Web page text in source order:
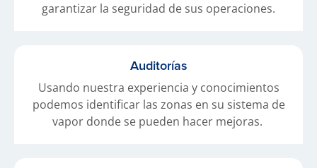
garantizar la seguridad de sus operaciones.
Auditorías
Usando nuestra experiencia y conocimientos
podemos identificar las zonas en su sistema de
vapor donde se pueden hacer mejoras.